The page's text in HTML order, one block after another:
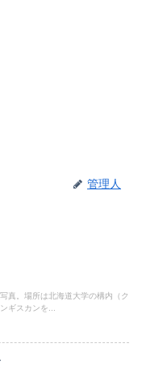
管理人
真。場所は北海道大学の構内（ク
ギスカンを...